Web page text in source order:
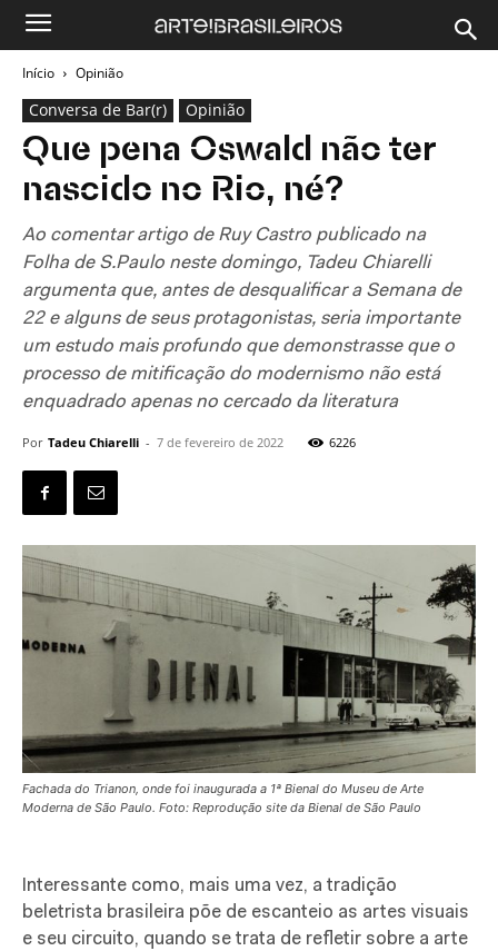
Início Opinião
Conversa de Bar(r) Opinião
Que pena Oswald não ter
nascido no Rio, né?
Ao comentar artigo de Ruy Castro publicado na
Folha de S.Paulo neste domingo, Tadeu Chiarelli
argumenta que, antes de desqualificar a Semana de
22 e alguns de seus protagonistas, seria importante
um estudo mais profundo que demonstrasse que o
processo de mitificação do modernismo não está
enquadrado apenas no cercado da literatura
Por Tadeu Chiarelli - 7 de fevereiro de 2022 6226
Fachada do Trianon, onde foi inaugurada a 1ª Bienal do Museu de Arte
Moderna de São Paulo. Foto: Reprodução site da Bienal de São Paulo
Interessante como, mais uma vez, a tradição
beletrista brasileira põe de escanteio as artes visuais
e seu circuito, quando se trata de refletir sobre a arte